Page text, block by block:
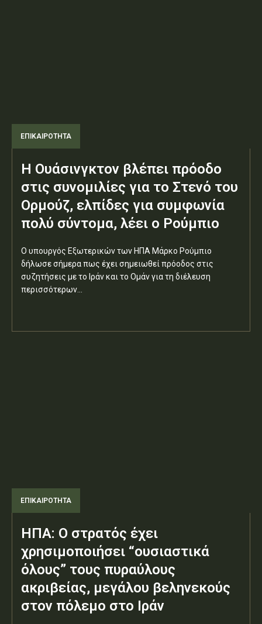
ΕΠΙΚΑΙΡΟΤΗΤΑ
Η Ουάσινγκτον βλέπει πρόοδο
στις συνομιλίες για το Στενό του
Ορμούζ, ελπίδες για συμφωνία
πολύ σύντομα, λέει ο Ρούμπιο
Ο υπουργός Εξωτερικών των ΗΠΑ Μάρκο Ρούμπιο
δήλωσε σήμερα πως έχει σημειωθεί πρόοδος στις
συζητήσεις με το Ιράν και το Ομάν για τη διέλευση
περισσότερων...
ΕΠΙΚΑΙΡΟΤΗΤΑ
ΗΠΑ: Ο στρατός έχει
χρησιμοποιήσει “ουσιαστικά
όλους” τους πυραύλους
ακριβείας, μεγάλου βεληνεκούς
στον πόλεμο στο Ιράν